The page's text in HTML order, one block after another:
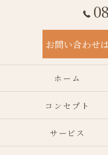
お問い合わせ
ホーム
コンセプト
サービス